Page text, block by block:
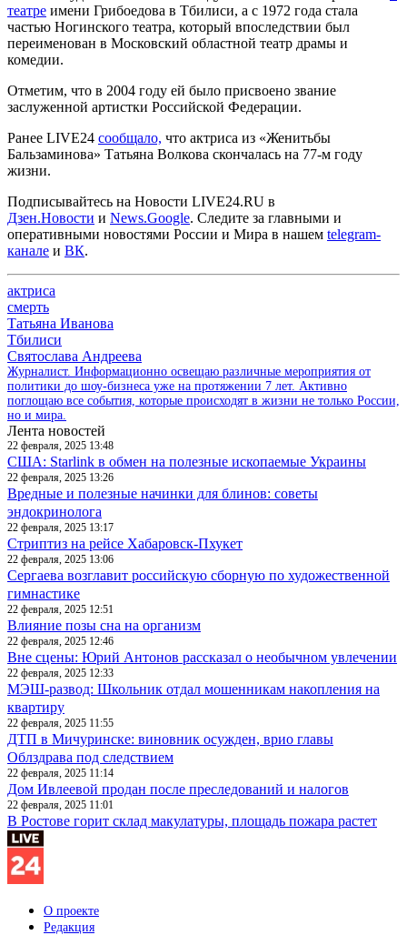
театре имени Грибоедова в Тбилиси, а с 1972 года стала
частью Ногинского театра, который впоследствии был
переименован в Московский областной театр драмы и
комедии.
Отметим, что в 2004 году ей было присвоено звание
заслуженной артистки Российской Федерации.
Ранее LIVE24 сообщало, что актриса из «Женитьбы
Бальзаминова» Татьяна Волкова скончалась на 77-м году
жизни.
Подписывайтесь на Новости LIVE24.RU в
Дзен.Новости и News.Google. Следите за главными и
оперативными новостями России и Мира в нашем telegram-
канале и ВК.
актриса
смерть
Татьяна Иванова
Тбилиси
Святослава Андреева
Журналист. Информационно освещаю различные мероприятия от
политики до шоу-бизнеса уже на протяжении 7 лет. Активно
поглощаю все события, которые происходят в жизни не только России,
но и мира.
Лента новостей
22 февраля, 2025 13:48
США: Starlink в обмен на полезные ископаемые Украины
22 февраля, 2025 13:26
Вредные и полезные начинки для блинов: советы
эндокринолога
22 февраля, 2025 13:17
Стриптиз на рейсе Хабаровск-Пхукет
22 февраля, 2025 13:06
Сергаева возглавит российскую сборную по художественной
гимнастике
22 февраля, 2025 12:51
Влияние позы сна на организм
22 февраля, 2025 12:46
Вне сцены: Юрий Антонов рассказал о необычном увлечении
22 февраля, 2025 12:33
МЭШ-развод: Школьник отдал мошенникам накопления на
квартиру
22 февраля, 2025 11:55
ДТП в Мичуринске: виновник осужден, врио главы
Облздрава под следствием
22 февраля, 2025 11:14
Дом Ивлеевой продан после преследований и налогов
22 февраля, 2025 11:01
В Ростове горит склад макулатуры, площадь пожара растет
О проекте
Редакция